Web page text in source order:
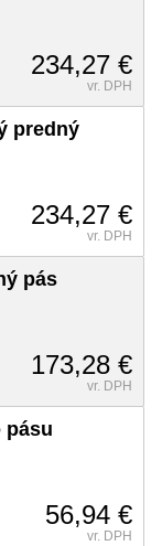
234,27 €
vr. DPH
predný
234,27 €
vr. DPH
pás
173,28 €
vr. DPH
pásu
56,94 €
vr. DPH